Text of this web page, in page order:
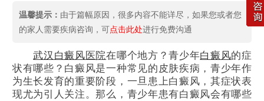
温馨提示： 由于篇幅原因，很多内容不能详尽，如果您或者您
的家人需要疾病咨询，可点击此处进行免费沟通
武汉 白癜风 医院在哪个地方？青少年白癜风的症
状有哪些？白癜风是一种常见的皮肤疾病，青少年作
为生长发育的重要阶段，一旦患上白癜风，其症状表
现尤为引人关注。那么，青少年患有白癜风会有哪些